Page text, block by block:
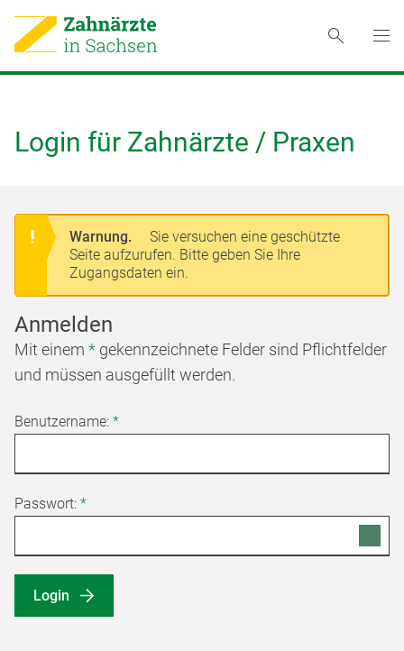
Login für Zahnärzte / Praxen
Warnung.
Sie versuchen eine geschützte
Seite aufzurufen. Bitte geben Sie Ihre
Zugangsdaten ein.
Anmelden
Mit einem * gekennzeichnete Felder sind Pflichtfelder
und müssen ausgefüllt werden.
Benutzername: *
Passwort: *
Login